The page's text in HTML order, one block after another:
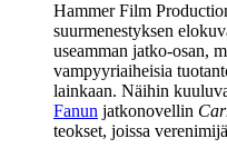
Hammer Film
suurmenestyksen
useamman jatko-osan,
vampyyriaiheisia
lainkaan. Näihin
Fanun jatkonovellin
teokset, joissa